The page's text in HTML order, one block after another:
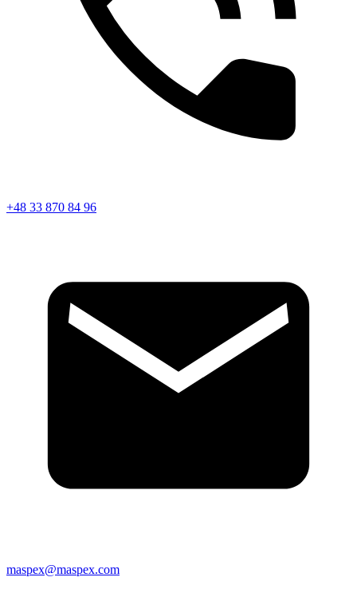
+48 33 870 84 96
maspex@maspex.com